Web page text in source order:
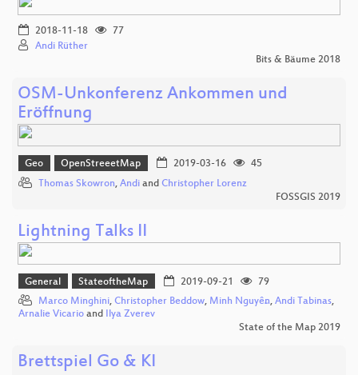
2018-11-18
77
Andi Rüther
Bits & Bäume 2018
OSM-Unkonferenz Ankommen und
Eröffnung
Geo OpenStreeetMap 2019-03-16
45
Thomas Skowron, Andi and Christopher Lorenz
FOSSGIS 2019
Lightning Talks II
General StateoftheMap 2019-09-21
79
Marco Minghini, Christopher Beddow, Minh Nguyễn, Andi Tabinas,
Arnalie Vicario and Ilya Zverev
State of the Map 2019
Brettspiel Go & KI